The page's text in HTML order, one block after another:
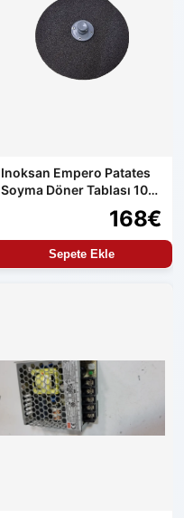
Inoksan Empero Patates
Soyma Döner Tablası 10
kg Makine Uyumlu168€
Sepete Ekle